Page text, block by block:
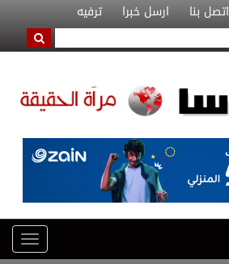
اتصل بنا ارسل خبرا ترفيه